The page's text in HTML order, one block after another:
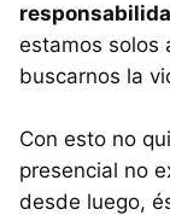
estamos solos
buscarnos la
Con esto no
presencial no
desde luego,